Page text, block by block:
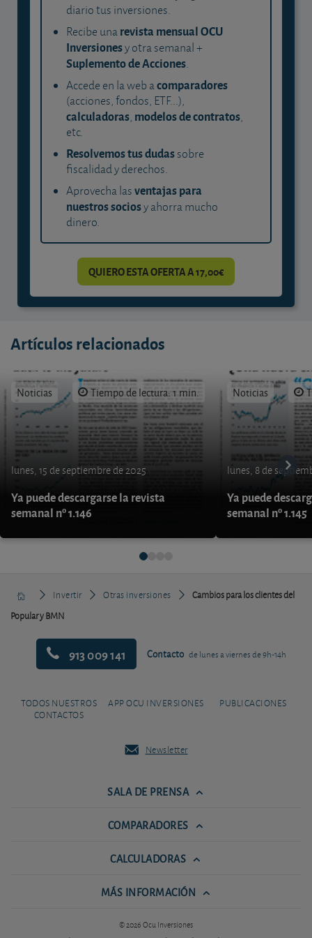
diario tus inversiones.
Recibe unarevista mensual OCU
Inversionesy otra semanal +
Suplemento de Acciones.
Accede en la web acomparadores
(acciones, fondos, ETF...),
calculadoras, modelos de contratos,
etc.
Resolvemos tus dudassobre
fiscalidad y derechos.
Aprovecha lasventajas para
nuestros sociosy ahorra mucho
dinero.
QUIERO ESTA OFERTA A 17,00€
Artículos relacionados
Noticias Tiempo de lectura: 1 min.
lunes, 15 de septiembre de 2025
Ya puede descargarse la revista
semanal nº 1.146
Noticias
lunes, 8 de
Ya puede
semanal nº 1.145
Invertir Otras inversiones
Cambios para los clientes del
Popular y BMN
913 009 141 Contacto de lunes a viernes de 9h-14h
TODOS NUESTROS
CONTACTOS
APP OCU INVERSIONES PUBLICACIONES
Newsletter
SALA DE PRENSA
COMPARADORES
CALCULADORAS
MÁS INFORMACIÓN
© 2026 Ocu Inversiones